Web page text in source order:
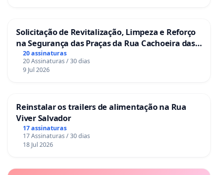
Solicitação de Revitalização, Limpeza e Reforço
na Segurança das Praças da Rua Cachoeira das
Sete Ilhas
20 assinaturas
20 Assinaturas / 30 dias
9 Jul 2026
Reinstalar os trailers de alimentação na Rua
Viver Salvador
17 assinaturas
17 Assinaturas / 30 dias
18 Jul 2026